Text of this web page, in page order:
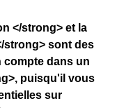
</strong> et la
strong> sont des
compte dans un
puisqu'il vous
sur